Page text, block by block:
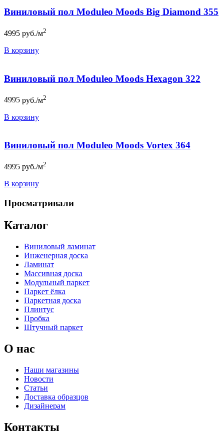
Виниловый пол Moduleo Moods Big Diamond 355
4995 руб./м2
В корзину
Виниловый пол Moduleo Moods Hexagon 322
4995 руб./м2
В корзину
Виниловый пол Moduleo Moods Vortex 364
4995 руб./м2
В корзину
Просматривали
Каталог
Виниловый ламинат
Инженерная доска
Ламинат
Массивная доска
Модульный паркет
Паркет ёлка
Паркетная доска
Плинтус
Пробка
Штучный паркет
О нас
Наши магазины
Новости
Статьи
Доставка образцов
Дизайнерам
Контакты